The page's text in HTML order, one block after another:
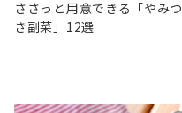
ささっと用意できる「やみつ
き副菜」12選